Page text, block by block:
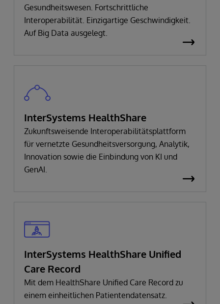
Gesundheitswesen. Fortschrittliche
Interoperabilität. Einzigartige Geschwindigkeit.
Auf Big Data ausgelegt.
InterSystems HealthShare
Zukunftsweisende Interoperabilitätsplattform
für vernetzte Gesundheitsversorgung, Analytik,
Innovation sowie die Einbindung von KI und
GenAI.
InterSystems HealthShare Unified
Care Record
Mit dem HealthShare Unified Care Record zu
einem einheitlichen Patientendatensatz.